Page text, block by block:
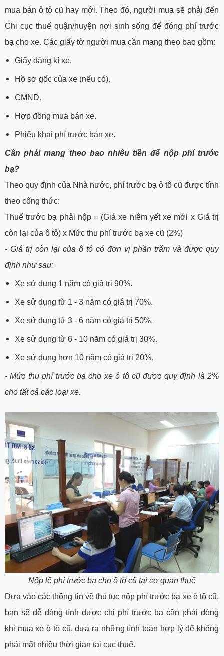
mua bán ô tô cũ hay mới. Theo đó, người mua sẽ phải đến
Chi cục thuế quận/huyện nơi sinh sống để đóng phí trước
bạ cho xe. Các giấy tờ người mua cần mang theo bao gồm:
Giấy đăng kí xe.
Hồ sơ gốc của xe (nếu có).
CMND.
Hợp đồng mua bán xe.
Phiếu khai phí trước bán xe.
Cần phải mang theo bao nhiêu tiền để nộp phí trước
bạ?
Theo quy định của Nhà nước, phí trước bạ ô tô cũ được tính
theo công thức:
Thuế trước bạ phải nộp = (Giá xe niêm yết xe mới x Giá trị
còn lại của ô tô) x Mức thu phí trước bạ xe cũ (2%)
- Giá trị còn lại của ô tô có đơn vị phần trăm và được quy
định như sau:
Xe sử dụng 1 năm có giá trị 90%.
Xe sử dụng từ 1 - 3 năm có giá trị 70%.
Xe sử dụng từ 3 - 6 năm có giá trị 50%.
Xe sử dụng từ 6 - 10 năm có giá trị 30%.
Xe sử dụng hơn 10 năm có giá trị 20%.
- Mức thu phí trước bạ cho xe ô tô cũ được quy định là 2%
cho tất cả các loại xe.
Nộp lệ phí trước bạ cho ô tô cũ tại cơ quan thuế
Dựa vào các thông tin về thủ tục nộp phí trước bạ xe ô tô cũ,
bạn sẽ dễ dàng tính được chi phí trước bạ cần phải đóng
khi mua xe ô tô cũ, đưa ra những tính toán hợp lý để không
phải mất nhiều thời gian tại cục thuế.